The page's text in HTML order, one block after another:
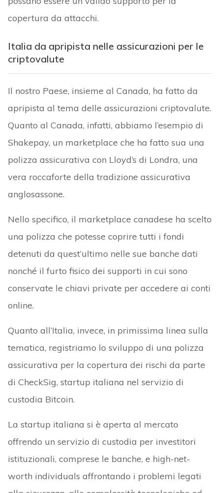
copertura da attacchi.
Italia da apripista nelle assicurazioni per le
criptovalute
Il nostro Paese, insieme al Canada, ha fatto da
apripista al tema delle assicurazioni criptovalute.
Quanto al Canada, infatti, abbiamo l’esempio di
Shakepay, un marketplace che ha fatto sua una
polizza assicurativa con Lloyd’s di Londra, una
vera roccaforte della tradizione assicurativa
anglosassone.
Nello specifico, il marketplace canadese ha scelto
una polizza che potesse coprire tutti i fondi
detenuti da quest’ultimo nelle sue banche dati
nonché il furto fisico dei supporti in cui sono
conservate le chiavi private per accedere ai conti
online.
Quanto all’Italia, invece, in primissima linea sulla
tematica, registriamo lo sviluppo di una polizza
assicurativa per la copertura dei rischi da parte
di CheckSig, startup italiana nel servizio di
custodia Bitcoin.
La startup italiana si è aperta al mercato
offrendo un servizio di custodia per investitori
istituzionali, comprese le banche, e high-net-
worth individuals affrontando i problemi legati